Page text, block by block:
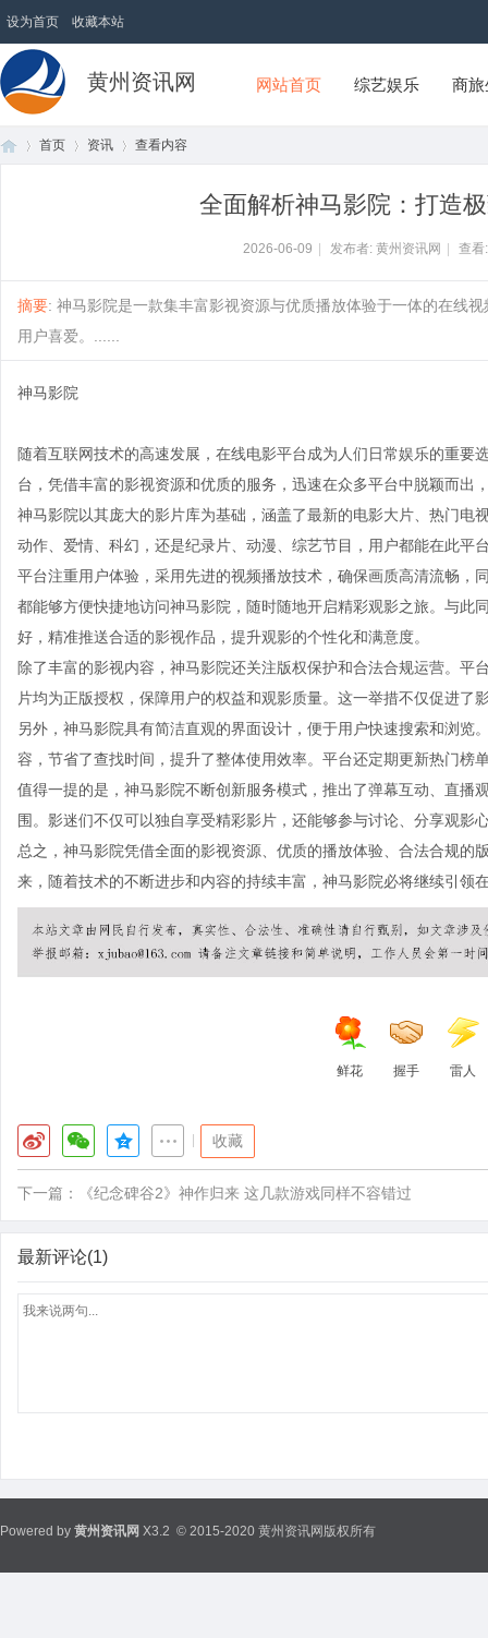
设为首页 收藏本站
黄州资讯网 网站首页 综艺娱乐 商
首页 资讯 查看内容
全面解析神马影院：打造
2026-06-09 发布者: 黄州资讯网 查
摘要: 神马影院是一款集丰富影视资源与优质播放体验于一体的在线
用户喜爱。......
神马影院
随着互联网技术的高速发展，在线电影平台成为人们日常娱乐的重要
台，凭借丰富的影视资源和优质的服务，迅速在众多平台中脱颖而出
神马影院以其庞大的影片库为基础，涵盖了最新的电影大片、热门电
动作、爱情、科幻，还是纪录片、动漫、综艺节目，用户都能在此平
平台注重用户体验，采用先进的视频播放技术，确保画质高清流畅，
都能够方便快捷地访问神马影院，随时随地开启精彩观影之旅。与此
好，精准推送合适的影视作品，提升观影的个性化和满意度。
除了丰富的影视内容，神马影院还关注版权保护和合法合规运营。
片均为正版授权，保障用户的权益和观影质量。这一举措不仅促进了
另外，神马影院具有简洁直观的界面设计，便于用户快速搜索和浏
容，节省了查找时间，提升了整体使用效率。平台还定期更新热门榜
值得一提的是，神马影院不断创新服务模式，推出了弹幕互动、直播
围。影迷们不仅可以独自享受精彩影片，还能够参与讨论、分享观影
总之，神马影院凭借全面的影视资源、优质的播放体验、合法合规
来，随着技术的不断进步和内容的持续丰富，神马影院必将继续引领
鲜花 握手 雷人
收藏
下一篇： 《纪念碑谷2》神作归来 这几款游戏同样不容错过
最新评论(1)
Powered by 黄州资讯网 X3.2 © 2015-2020 黄州资讯网版权所有